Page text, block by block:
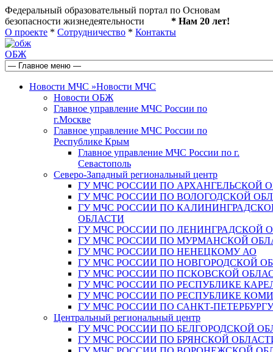
Федеральный образовательный портал по Основам
безопасности жизнедеятельности * Нам 20 лет!
О проекте * Сотрудничество * Контакты
ОБЖ
Новости МЧС »Новости МЧС
Новости ОБЖ
Главное управление МЧС России по
г.Москве
Главное управление МЧС России по
Республике Крым
Главное управление МЧС России по г.
Севастополь
Северо-Западный региональный центр
ГУ МЧС РОССИИ ПО АРХАНГЕЛЬСКОЙ
ГУ МЧС РОССИИ ПО ВОЛОГОДСКОЙ
ГУ МЧС РОССИИ ПО
ОБЛАСТИ
ГУ МЧС РОССИИ ПО ЛЕНИНГРАДСКОЙ
ГУ МЧС РОССИИ ПО МУРМАНСКОЙ
ГУ МЧС РОССИИ ПО НЕНЕЦКОМУ АО
ГУ МЧС РОССИИ ПО НОВГОРОДСКОЙ
ГУ МЧС РОССИИ ПО ПСКОВСКОЙ
ГУ МЧС РОССИИ ПО РЕСПУБЛИКЕ
ГУ МЧС РОССИИ ПО РЕСПУБЛИКЕ КОМИ
ГУ МЧС РОССИИ ПО САНКТ-ПЕТЕРБУРГУ
Центральный региональный центр
ГУ МЧС РОССИИ ПО БЕЛГОРОДСКОЙ
ГУ МЧС РОССИИ ПО БРЯНСКОЙ